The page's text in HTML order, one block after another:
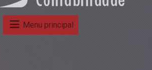
Menu principal